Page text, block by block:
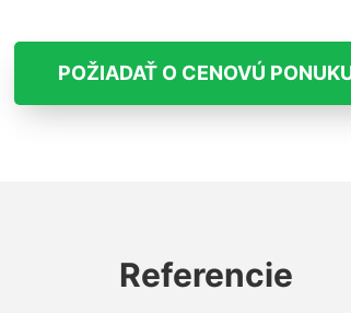
POŽIADAŤ O CENOVÚ
Referencie